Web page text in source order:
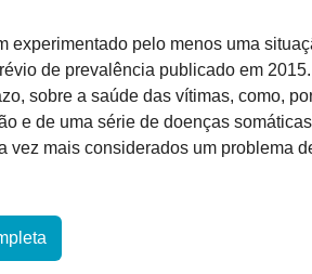
experimentado pelo menos uma
de prevalência publicado em
sobre a saúde das vítimas, como,
e de uma série de doenças
vez mais considerados um problema